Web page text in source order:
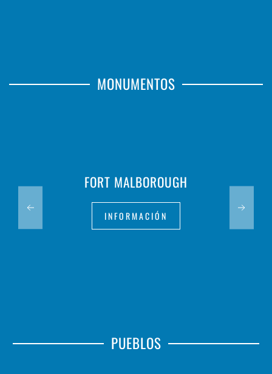
MONUMENTOS
FORT MALBOROUGH
INFORMACIÓN
PUEBLOS